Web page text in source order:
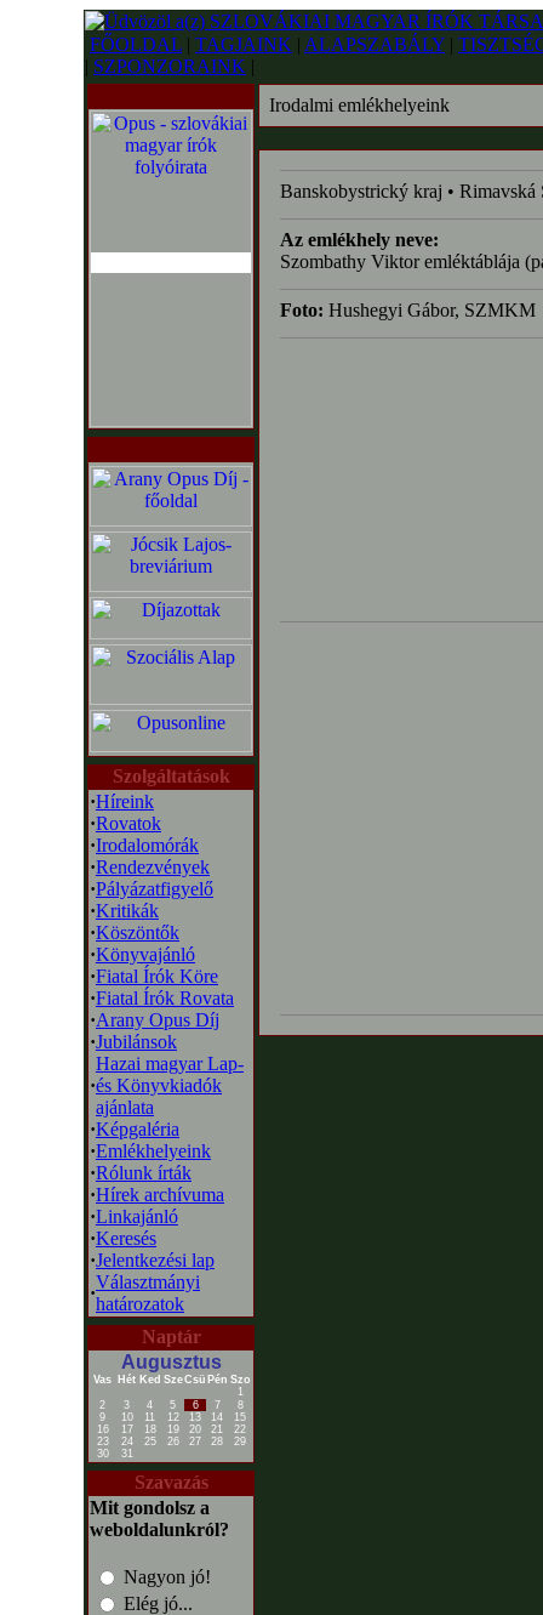
FŐOLDAL | TAGJAINK | ALAPSZABÁLY |
| SZPONZORAINK |
Szolgáltatások
·Híreink
·Rovatok
·Irodalomórák
·Rendezvények
·Pályázatfigyelő
·Kritikák
·Köszöntők
·Könyvajánló
·Fiatal Írók Köre
·Fiatal Írók Rovata
·Arany Opus Díj
·Jubilánsok
·
Hazai magyar Lap-
és Könyvkiadók
ajánlata
·Képgaléria
·Emlékhelyeink
·Rólunk írták
·Hírek archívuma
·Linkajánló
·Keresés
·Jelentkezési lap
·
Választmányi
határozatok
Naptár
Augusztus
Vas Hét Ked SzeCsü Pén Szo
1
2
3 4 5 6 7
8
9
10 11 12 13 14
15
16
17 18 19 20 21
22
23
24 25 26 27 28
29
30
31
Szavazás
Mit gondolsz a
weboldalunkról?
Nagyon jó!
Elég jó...
Irodalmi emlékhelyeink
Banskobystrický kraj • Rimavská
Az emlékhely neve:
Szombathy Viktor emléktáblája
Foto: Hushegyi Gábor, SZMKM